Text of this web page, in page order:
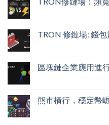
TRON 修鏈場: 錢包
區塊鏈企業應用進
熊市橫行，穩定幣